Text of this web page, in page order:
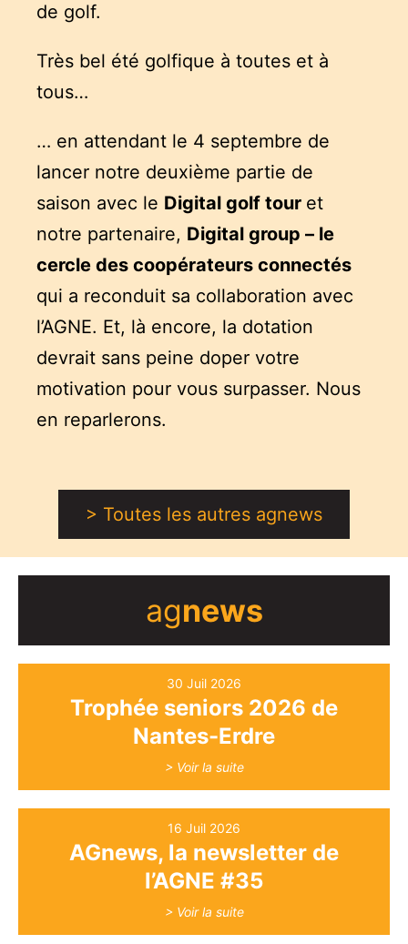
agnews
30 Juil 2026
Trophée seniors 2026 de
Nantes-Erdre
> Voir la suite
16 Juil 2026
AGnews, la newsletter de
l’AGNE #35
> Voir la suite
de golf.
Très bel été golfique à toutes et à
tous…
… en attendant le 4 septembre de
lancer notre deuxième partie de
saison avec le Digital golf tour et
notre partenaire, Digital group – le
cercle des coopérateurs connectés
qui a reconduit sa collaboration avec
l’AGNE. Et, là encore, la dotation
devrait sans peine doper votre
motivation pour vous surpasser. Nous
en reparlerons.
> Toutes les autres agnews